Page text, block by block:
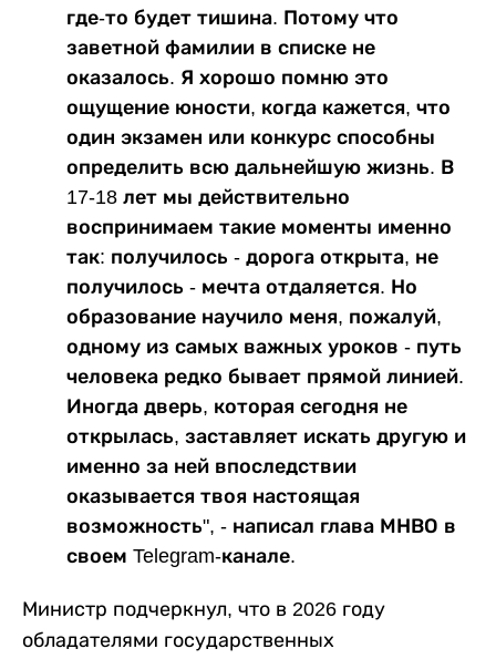
где-то будет тишина. Потому что
заветной фамилии в списке не
оказалось. Я хорошо помню это
ощущение юности, когда кажется, что
один экзамен или конкурс способны
определить всю дальнейшую жизнь. В
17-18 лет мы действительно
воспринимаем такие моменты именно
так: получилось - дорога открыта, не
получилось - мечта отдаляется. Но
образование научило меня, пожалуй,
одному из самых важных уроков - путь
человека редко бывает прямой линией.
Иногда дверь, которая сегодня не
открылась, заставляет искать другую и
именно за ней впоследствии
оказывается твоя настоящая
возможность", - написал глава МНВО в
своем Telegram-канале.
Министр подчеркнул, что в 2026 году
обладателями государственных